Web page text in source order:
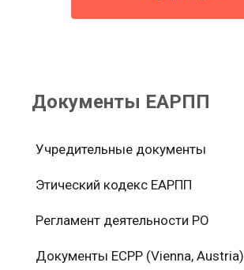
Документы ЕАРПП
Учредительные документы
Этический кодекс ЕАРПП
Регламент деятельности РО
Документы ЕСРР (Vienna, Austria)